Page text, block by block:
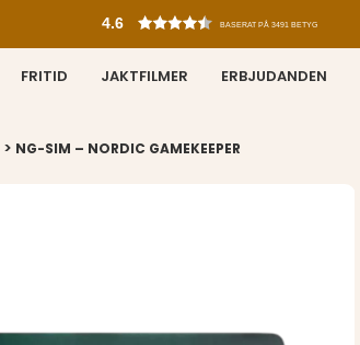
4.6 BASERAT PÅ 3491 BETYG
FRITID JAKTFILMER ERBJUDANDEN
> NG-SIM – NORDIC GAMEKEEPER